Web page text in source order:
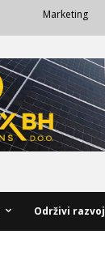
Marketing
Održivi razvoj